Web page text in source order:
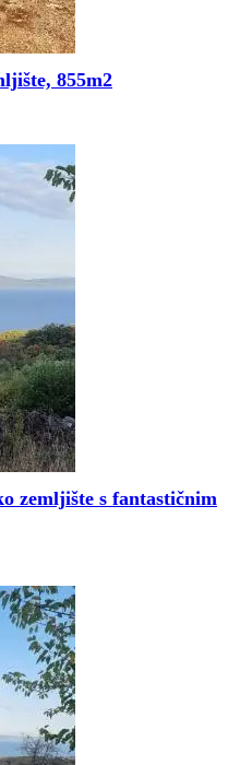
855m2
zemljište s fantastičnim